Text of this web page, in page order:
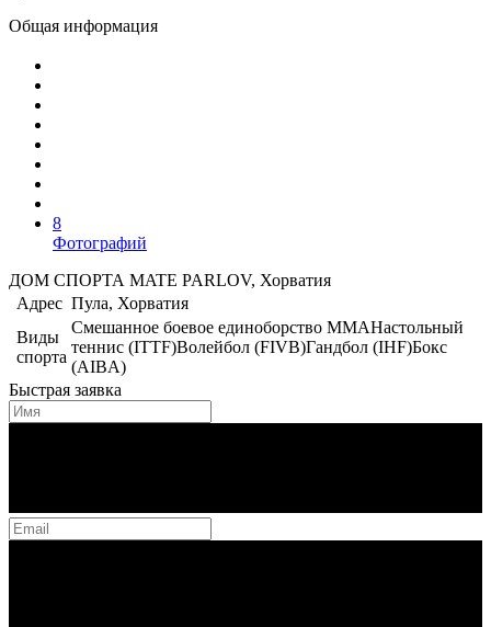
Общая информация
8
Фотографий
ДОМ СПОРТА MATE PARLOV, Хорватия
Адрес Пула, Хорватия
Виды
спорта
Смешанное боевое единоборство ММАНастольный
теннис (ITTF)Волейбол (FIVB)Гандбол (IHF)Бокс
(AIBA)
Быстрая заявка